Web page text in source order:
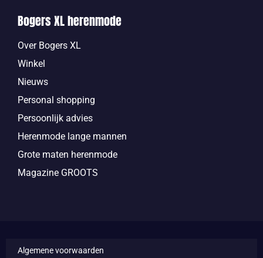
Bogers XL herenmode
Over Bogers XL
Winkel
Nieuws
Personal shopping
Persoonlijk advies
Herenmode lange mannen
Grote maten herenmode
Magazine GROOTS
Algemene voorwaarden